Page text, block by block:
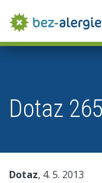
Dotaz
Dotaz, 4. 5. 2013